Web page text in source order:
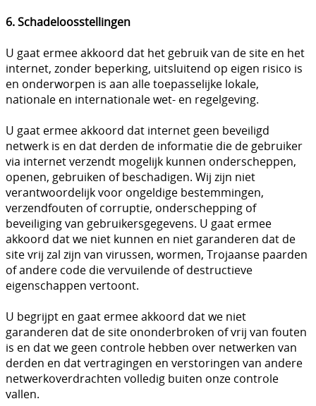
6. Schadeloosstellingen
U gaat ermee akkoord dat het gebruik van de site en het
internet, zonder beperking, uitsluitend op eigen risico is
en onderworpen is aan alle toepasselijke lokale,
nationale en internationale wet- en regelgeving.
U gaat ermee akkoord dat internet geen beveiligd
netwerk is en dat derden de informatie die de gebruiker
via internet verzendt mogelijk kunnen onderscheppen,
openen, gebruiken of beschadigen. Wij zijn niet
verantwoordelijk voor ongeldige bestemmingen,
verzendfouten of corruptie, onderschepping of
beveiliging van gebruikersgegevens. U gaat ermee
akkoord dat we niet kunnen en niet garanderen dat de
site vrij zal zijn van virussen, wormen, Trojaanse paarden
of andere code die vervuilende of destructieve
eigenschappen vertoont.
U begrijpt en gaat ermee akkoord dat we niet
garanderen dat de site ononderbroken of vrij van fouten
is en dat we geen controle hebben over netwerken van
derden en dat vertragingen en verstoringen van andere
netwerkoverdrachten volledig buiten onze controle
vallen.